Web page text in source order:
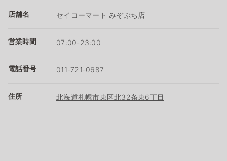
店舗名 セイコーマート みぞぶち店
営業時間 07:00-23:00
電話番号 011-721-0687
住所 北海道札幌市東区北32条東6丁目